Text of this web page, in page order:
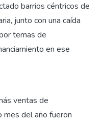
barrios céntricos de
junto con una caída
temas de
en ese
ventas de
del año fueron